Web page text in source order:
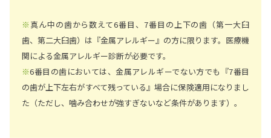
※ 真ん中の歯から数えて6番目、7番目の上下の歯（第一大臼
歯、第二大臼歯）は『金属アレルギー』の方に限ります。医療機
関による金属アレルギー診断が必要です。
※6番目の歯においては、金属アレルギーでない方でも『7番目
の歯が上下左右がすべて残っている』場合に保険適用になりまし
た（ただし、噛み合わせが強すぎないなど条件があります）。